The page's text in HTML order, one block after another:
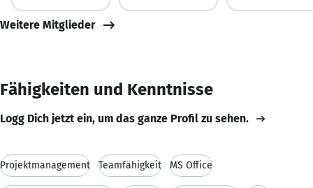
Weitere Mitglieder
Fähigkeiten und Kenntnisse
Logg Dich jetzt ein, um das ganze Profil zu sehen.
Projektmanagement Teamfähigkeit MS Office